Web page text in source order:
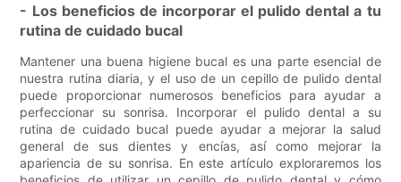
- Los beneficios de incorporar el pulido dental a tu
rutina de cuidado bucal
Mantener una buena higiene bucal es una parte esencial de
nuestra rutina diaria, y el uso de un cepillo de pulido dental
puede proporcionar numerosos beneficios para ayudar a
perfeccionar su sonrisa. Incorporar el pulido dental a su
rutina de cuidado bucal puede ayudar a mejorar la salud
general de sus dientes y encías, así como mejorar la
apariencia de su sonrisa. En este artículo exploraremos los